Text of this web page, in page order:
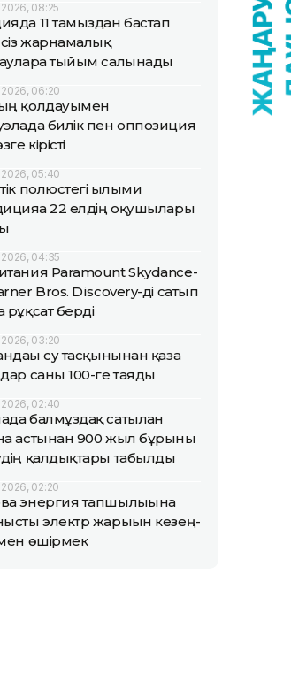
08:25
11 тамыздан бастап
жарнамалық
тыйым салынады
06:20
қолдауымен
билік пен оппозиция
кірісті
05:40
полюстегі ғылыми
22 елдің оқушылары
04:35
Paramount Skydance-
Bros. Discovery-ді сатып
рұқсат берді
03:20
су тасқынынан қаза
саны 100-ге таяды
02:40
балмұздақ сатылған
астынан 900 жыл бұрынғы
қалдықтары табылды
02:20
энергия тапшылығына
электр жарығын кезең-
өшірмек